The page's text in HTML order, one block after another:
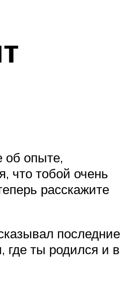
об опыте,
что тобой очень
расскажите
последние
где ты родился и в